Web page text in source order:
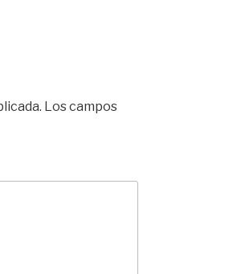
Los campos